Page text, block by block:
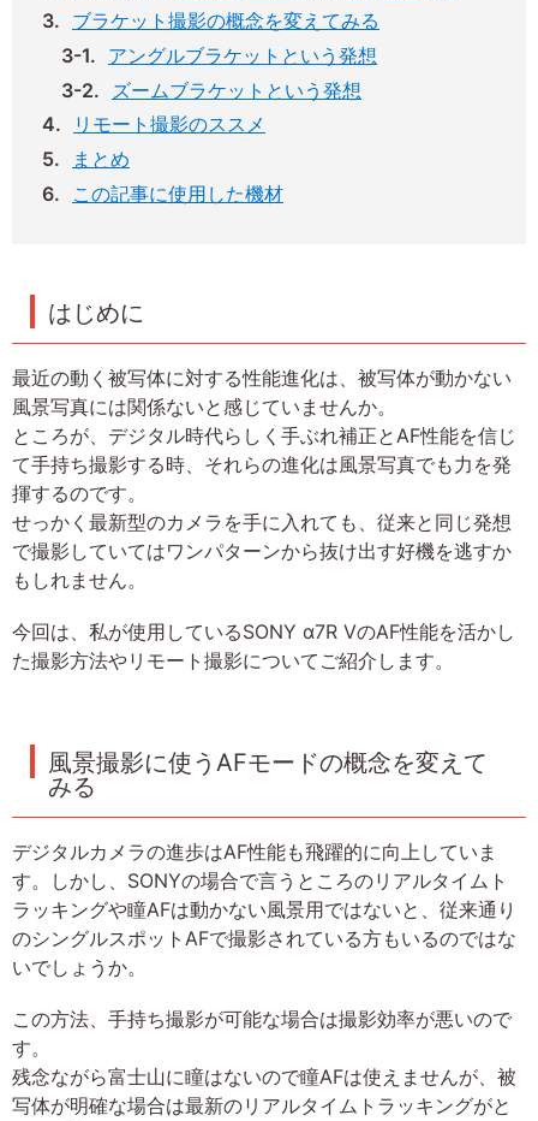
ブラケット撮影の概念を変えてみる
アングルブラケットという発想
ズームブラケットという発想
リモート撮影のススメ
まとめ
この記事に使用した機材
はじめに
最近の動く被写体に対する性能進化は、被写体が動かない
風景写真には関係ないと感じていませんか。
ところが、デジタル時代らしく手ぶれ補正とAF性能を信じ
て手持ち撮影する時、それらの進化は風景写真でも力を発
揮するのです。
せっかく最新型のカメラを手に入れても、従来と同じ発想
で撮影していてはワンパターンから抜け出す好機を逃すか
もしれません。
今回は、私が使用しているSONY α7R VのAF性能を活かし
た撮影方法やリモート撮影についてご紹介します。
風景撮影に使うAFモードの概念を変えて
みる
デジタルカメラの進歩はAF性能も飛躍的に向上していま
す。しかし、SONYの場合で言うところのリアルタイムト
ラッキングや瞳AFは動かない風景用ではないと、従来通り
のシングルスポットAFで撮影されている方もいるのではな
いでしょうか。
この方法、手持ち撮影が可能な場合は撮影効率が悪いので
す。
残念ながら富士山に瞳はないので瞳AFは使えませんが、被
写体が明確な場合は最新のリアルタイムトラッキングがと